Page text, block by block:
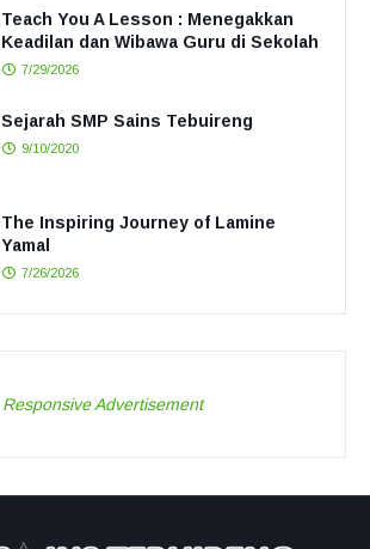
Teach You A Lesson : Menegakkan
Keadilan dan Wibawa Guru di Sekolah
7/29/2026
Sejarah SMP Sains Tebuireng
9/10/2020
The Inspiring Journey of Lamine
Yamal
7/26/2026
Responsive Advertisement